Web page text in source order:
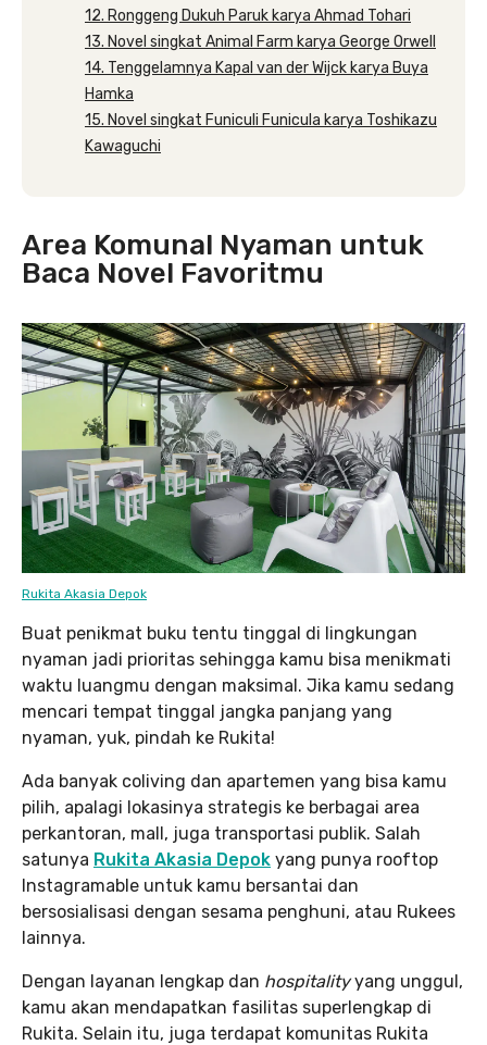
12. Ronggeng Dukuh Paruk karya Ahmad Tohari
13. Novel singkat Animal Farm karya George Orwell
14. Tenggelamnya Kapal van der Wijck karya Buya
Hamka
15. Novel singkat Funiculi Funicula karya Toshikazu
Kawaguchi
Area Komunal Nyaman untuk
Baca Novel Favoritmu
Rukita Akasia Depok
Buat penikmat buku tentu tinggal di lingkungan
nyaman jadi prioritas sehingga kamu bisa menikmati
waktu luangmu dengan maksimal. Jika kamu sedang
mencari tempat tinggal jangka panjang yang
nyaman, yuk, pindah ke Rukita!
Ada banyak coliving dan apartemen yang bisa kamu
pilih, apalagi lokasinya strategis ke berbagai area
perkantoran, mall, juga transportasi publik. Salah
satunya Rukita Akasia Depok yang punya rooftop
Instagramable untuk kamu bersantai dan
bersosialisasi dengan sesama penghuni, atau Rukees
lainnya.
Dengan layanan lengkap dan hospitalityyang unggul,
kamu akan mendapatkan fasilitas superlengkap di
Rukita. Selain itu, juga terdapat komunitas Rukita